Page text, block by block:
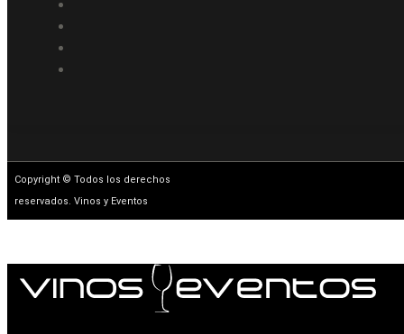
Copyright © Todos los derechos
reservados. Vinos y Eventos